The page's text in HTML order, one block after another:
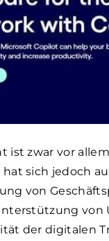
ist zwar vor
hat sich jedoch
von
der digitalen